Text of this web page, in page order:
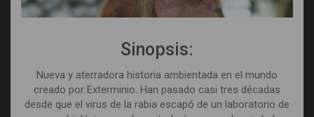
Sinopsis:
Nueva y aterradora historia ambientada en el mundo
creado por Exterminio. Han pasado casi tres décadas
desde que el virus de la rabia escapó de un laboratorio de